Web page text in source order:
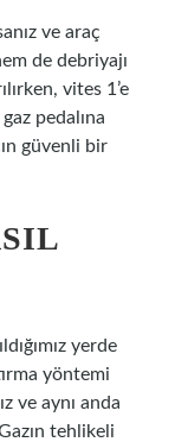
ve araç
de debriyajı
vites 1’e
pedalına
güvenli bir
yerde
yöntemi
ve aynı anda
tehlikeli